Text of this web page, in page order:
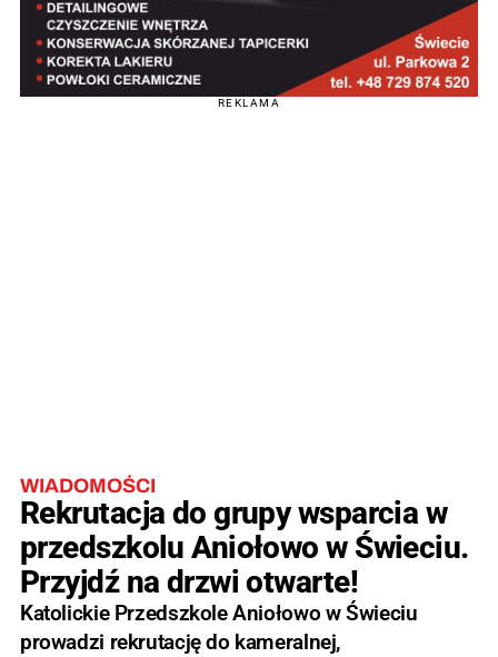
REKLAMA
WIADOMOŚCI
Rekrutacja do grupy wsparcia w
przedszkolu Aniołowo w Świeciu.
Przyjdź na drzwi otwarte!
Katolickie Przedszkole Aniołowo w Świeciu
prowadzi rekrutację do kameralnej,